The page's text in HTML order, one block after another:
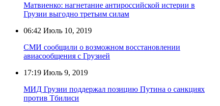
Матвиенко: нагнетание антироссийской истерии в
Грузии выгодно третьим силам
06:42 Июль 10, 2019
СМИ сообщили о возможном восстановлении
авиасообщения с Грузией
17:19 Июль 9, 2019
МИД Грузии поддержал позицию Путина о санкциях
против Тбилиси